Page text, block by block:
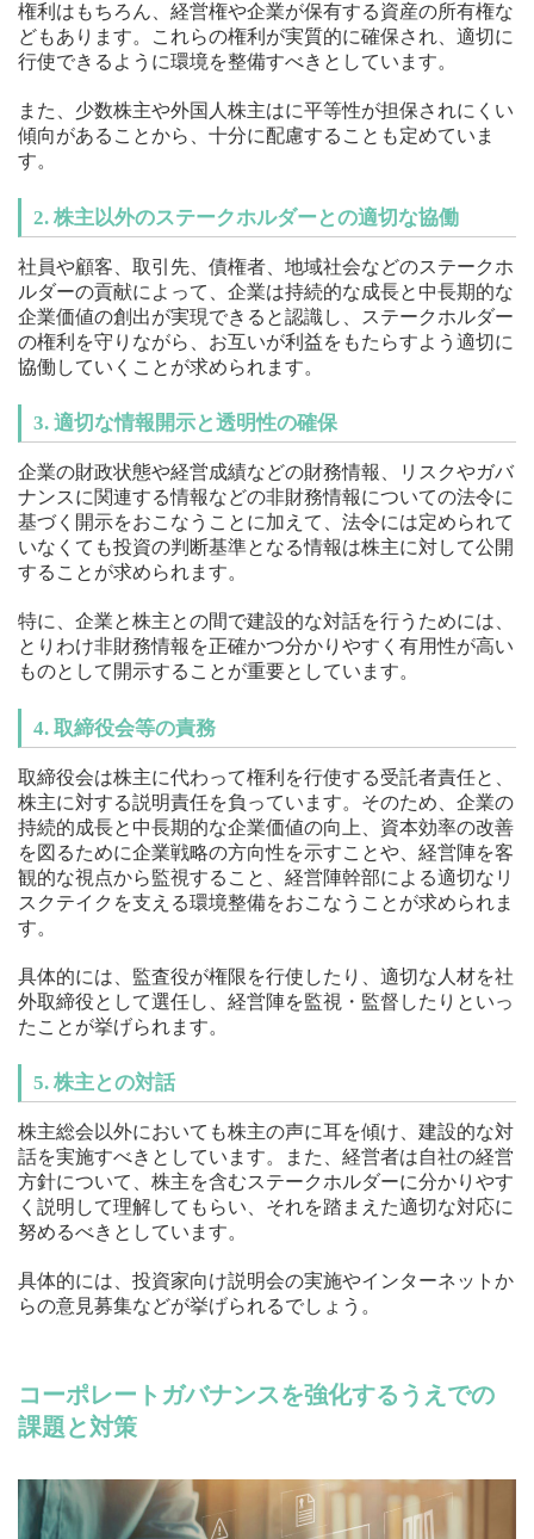
権利はもちろん、経営権や企業が保有する資産の所有権な
どもあります。これらの権利が実質的に確保され、適切に
行使できるように環境を整備すべきとしています。
また、少数株主や外国人株主はに平等性が担保されにくい
傾向があることから、十分に配慮することも定めていま
す。
2. 株主以外のステークホルダーとの適切な協働
社員や顧客、取引先、債権者、地域社会などのステークホ
ルダーの貢献によって、企業は持続的な成長と中長期的な
企業価値の創出が実現できると認識し、ステークホルダー
の権利を守りながら、お互いが利益をもたらすよう適切に
協働していくことが求められます。
3. 適切な情報開示と透明性の確保
企業の財政状態や経営成績などの財務情報、リスクやガバ
ナンスに関連する情報などの非財務情報についての法令に
基づく開示をおこなうことに加えて、法令には定められて
いなくても投資の判断基準となる情報は株主に対して公開
することが求められます。
特に、企業と株主との間で建設的な対話を行うためには、
とりわけ非財務情報を正確かつ分かりやすく有用性が高い
ものとして開示することが重要としています。
4. 取締役会等の責務
取締役会は株主に代わって権利を行使する受託者責任と、
株主に対する説明責任を負っています。そのため、企業の
持続的成長と中長期的な企業価値の向上、資本効率の改善
を図るために企業戦略の方向性を示すことや、経営陣を客
観的な視点から監視すること、経営陣幹部による適切なリ
スクテイクを支える環境整備をおこなうことが求められま
す。
具体的には、監査役が権限を行使したり、適切な人材を社
外取締役として選任し、経営陣を監視・監督したりといっ
たことが挙げられます。
5. 株主との対話
株主総会以外においても株主の声に耳を傾け、建設的な対
話を実施すべきとしています。また、経営者は自社の経営
方針について、株主を含むステークホルダーに分かりやす
く説明して理解してもらい、それを踏まえた適切な対応に
努めるべきとしています。
具体的には、投資家向け説明会の実施やインターネットか
らの意見募集などが挙げられるでしょう。
コーポレートガバナンスを強化するうえでの
課題と対策